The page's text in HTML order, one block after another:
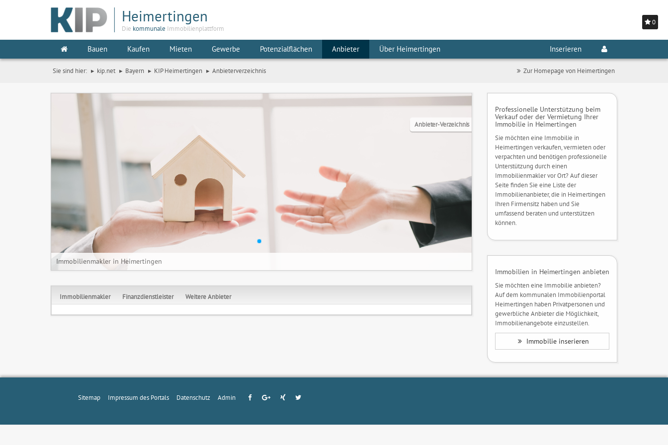
0
Heimertingen
Die kommunale Immobilienplattform
Bauen Kaufen Mieten Gewerbe Potenzialflächen Anbieter Über Heimertingen Inserieren
Sie sind hier: kip.net Bayern KIP Heimertingen Anbieterverzeichnis Zur Homepage von Heimertingen
Anbieter-Verzeichnis
Immobilienmakler in Heimertingen
Immobilienmakler Finanzdienstleister Weitere Anbieter
Professionelle Unterstützung beim
Verkauf oder der Vermietung Ihrer
Immobilie in Heimertingen
Sie möchten eine Immobilie in
Heimertingen verkaufen, vermieten oder
verpachten und benötigen professionelle
Unterstützung durch einen
Immobilienmakler vor Ort? Auf dieser
Seite finden Sie eine Liste der
Immobilienanbieter, die in Heimertingen
Ihren Firmensitz haben und Sie
umfassend beraten und unterstützen
können.
Immobilien in Heimertingen anbieten
Sie möchten eine Immobilie anbieten?
Auf dem kommunalen Immobilienportal
Heimertingen haben Privatpersonen und
gewerbliche Anbieter die Möglichkeit,
Immobilienangebote einzustellen.
Immobilie inserieren
Sitemap Impressum des Portals Datenschutz Admin